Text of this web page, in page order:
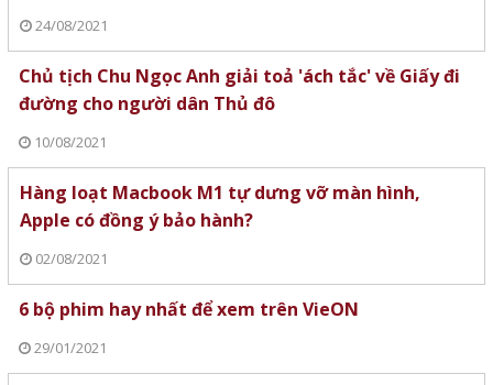
24/08/2021
Chủ tịch Chu Ngọc Anh giải toả 'ách tắc' về Giấy đi
đường cho người dân Thủ đô
10/08/2021
Hàng loạt Macbook M1 tự dưng vỡ màn hình,
Apple có đồng ý bảo hành?
02/08/2021
6 bộ phim hay nhất để xem trên VieON
29/01/2021